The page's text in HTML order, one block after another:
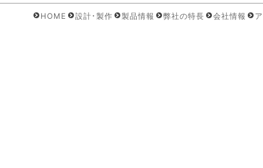
HOME 設計･製作 製品情報 弊社の特長 会社情報